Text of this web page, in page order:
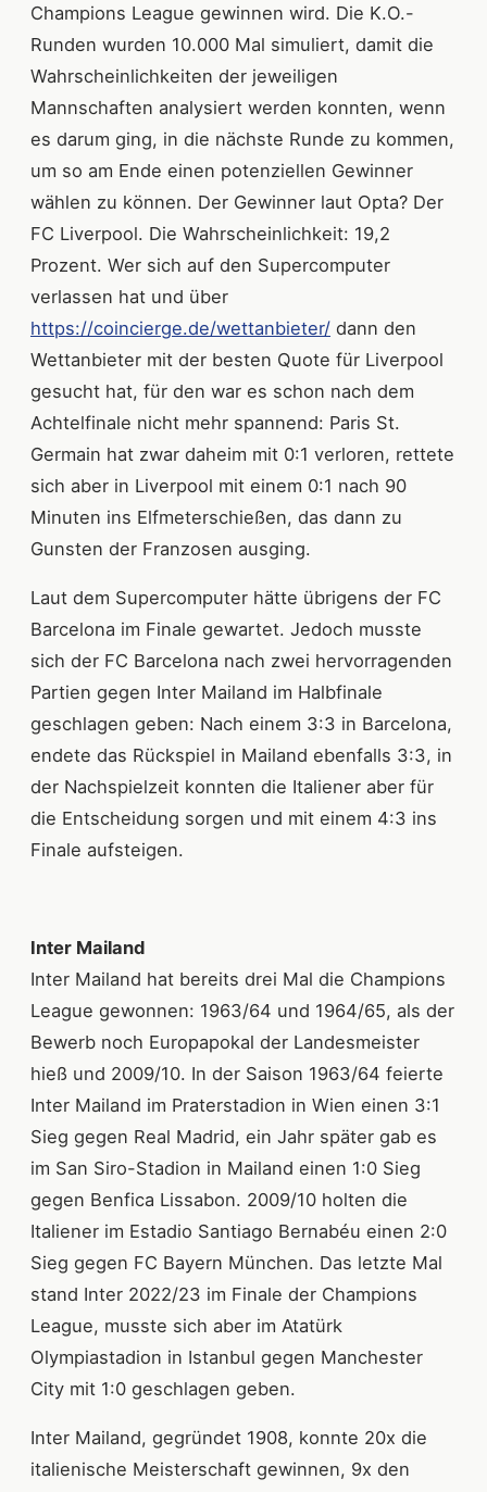
Champions League gewinnen wird. Die K.O.-
Runden wurden 10.000 Mal simuliert, damit die
Wahrscheinlichkeiten der jeweiligen
Mannschaften analysiert werden konnten, wenn
es darum ging, in die nächste Runde zu kommen,
um so am Ende einen potenziellen Gewinner
wählen zu können. Der Gewinner laut Opta? Der
FC Liverpool. Die Wahrscheinlichkeit: 19,2
Prozent. Wer sich auf den Supercomputer
verlassen hat und über
https://coincierge.de/wettanbieter/ dann den
Wettanbieter mit der besten Quote für Liverpool
gesucht hat, für den war es schon nach dem
Achtelfinale nicht mehr spannend: Paris St.
Germain hat zwar daheim mit 0:1 verloren, rettete
sich aber in Liverpool mit einem 0:1 nach 90
Minuten ins Elfmeterschießen, das dann zu
Gunsten der Franzosen ausging.
Laut dem Supercomputer hätte übrigens der FC
Barcelona im Finale gewartet. Jedoch musste
sich der FC Barcelona nach zwei hervorragenden
Partien gegen Inter Mailand im Halbfinale
geschlagen geben: Nach einem 3:3 in Barcelona,
endete das Rückspiel in Mailand ebenfalls 3:3, in
der Nachspielzeit konnten die Italiener aber für
die Entscheidung sorgen und mit einem 4:3 ins
Finale aufsteigen.
Inter Mailand
Inter Mailand hat bereits drei Mal die Champions
League gewonnen: 1963/64 und 1964/65, als der
Bewerb noch Europapokal der Landesmeister
hieß und 2009/10. In der Saison 1963/64 feierte
Inter Mailand im Praterstadion in Wien einen 3:1
Sieg gegen Real Madrid, ein Jahr später gab es
im San Siro-Stadion in Mailand einen 1:0 Sieg
gegen Benfica Lissabon. 2009/10 holten die
Italiener im Estadio Santiago Bernabéu einen 2:0
Sieg gegen FC Bayern München. Das letzte Mal
stand Inter 2022/23 im Finale der Champions
League, musste sich aber im Atatürk
Olympiastadion in Istanbul gegen Manchester
City mit 1:0 geschlagen geben.
Inter Mailand, gegründet 1908, konnte 20x die
italienische Meisterschaft gewinnen, 9x den